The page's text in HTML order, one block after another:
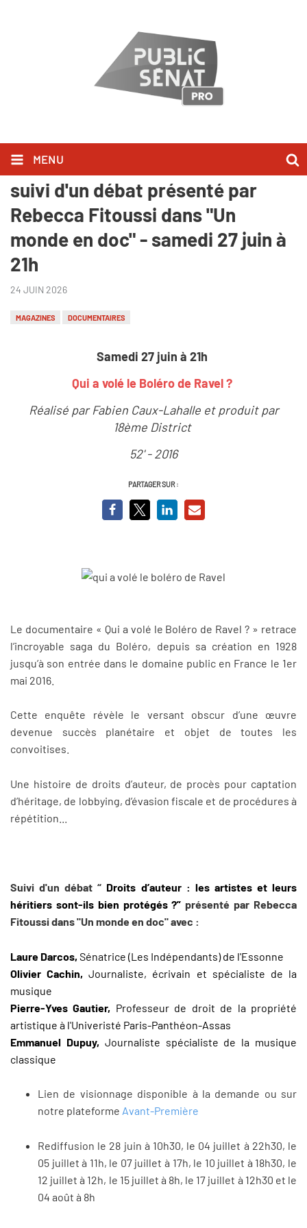
MENU
"Qui a volé le boléro de Ravel ?",
suivi d'un débat présenté par
Rebecca Fitoussi dans "Un
monde en doc" - samedi 27 juin à
21h
24 JUIN 2026
MAGAZINES DOCUMENTAIRES
Samedi 27 juin à 21h
Qui a volé le Boléro de Ravel ?
Réalisé par Fabien Caux-Lahalle et produit par
18ème District
52' - 2016
PARTAGER SUR :
Le documentaire « Qui a volé le Boléro de Ravel ? » retrace
l’incroyable saga du Boléro, depuis sa création en 1928
jusqu’à son entrée dans le domaine public en France le 1er
mai 2016.
Cette enquête révèle le versant obscur d’une œuvre
devenue succès planétaire et objet de toutes les
convoitises.
Une histoire de droits d’auteur, de procès pour captation
d’héritage, de lobbying, d’évasion fiscale et de procédures à
répétition...
Suivi d'un débat “ Droits d’auteur : les artistes et leurs
héritiers sont-ils bien protégés ?” présenté par Rebecca
Fitoussi dans "Un monde en doc" avec :
Laure Darcos, Sénatrice (Les Indépendants) de l'Essonne
Olivier Cachin,Journaliste, écrivain et spécialiste de la
musique
Pierre-Yves Gautier, Professeur de droit de la propriété
artistique à l'Univeristé Paris-Panthéon-Assas
Emmanuel Dupuy, Journaliste spécialiste de la musique
classique
Lien de visionnage disponible à la demande ou sur
notre plateforme Avant-Première
Rediffusion le 28 juin à 10h30, le 04 juillet à 22h30, le
05 juillet à 11h, le 07 juillet à 17h, le 10 juillet à 18h30, le
12 juillet à 12h, le 15 juillet à 8h, le 17 juillet à 12h30 et le
04 août à 8h